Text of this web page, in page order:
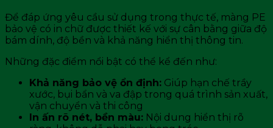
Để đáp ứng yêu cầu sử dụng trong thực tế, màng PE
bảo vệ có in chữ được thiết kế với sự cân bằng giữa độ
bám dính, độ bền và khả năng hiển thị thông tin.
Những đặc điểm nổi bật có thể kể đến như:
Khả năng bảo vệ ổn định: Giúp hạn chế trầy
xước, bụi bẩn và va đập trong quá trình sản xuất,
vận chuyển và thi công
In ấn rõ nét, bền màu: Nội dung hiển thị rõ